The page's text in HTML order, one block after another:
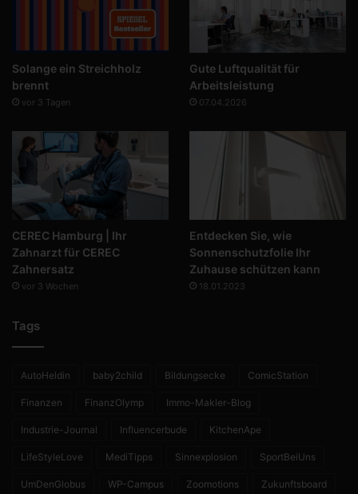
Solange ein Streichholz
brennt
vor 3 Tagen
Gute Luftqualität für
Arbeitsleistung
07.04.2026
CEREC Hamburg | Ihr
Zahnarzt für CEREC
Zahnersatz
vor 3 Wochen
Entdecken Sie, wie
Sonnenschutzfolie Ihr
Zuhause schützen kann
18.01.2023
Tags
AutoHeldin baby2child Bildungsecke ComicStation
Finanzen FinanzOlymp Immo-Makler-Blog
Industrie-Journal Influencerbude KitchenApe
LifeStyleLove MediTipps Sinnexplosion SportBeiUns
UmDenGlobus WP-Campus Zoomotions Zukunftsboard